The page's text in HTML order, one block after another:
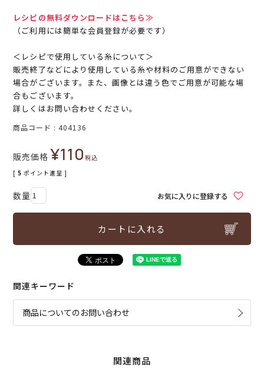
レシピの無料ダウンロードはこちら≫
（ご利用には簡単な会員登録が必要です）
＜レシピで使用している糸について＞
販売終了などにより使用している糸や材料のご用意ができない
場合がございます。また、画像とは違う色でご用意が可能な場
合もございます。
詳しくはお問い合わせください。
商品コード 404136
販売価格 ¥110税込
[ 5 ポイント進呈 ]
お気に入りに登録する
カートに入れる
関連キーワード
商品についてのお問い合わせ
関連商品